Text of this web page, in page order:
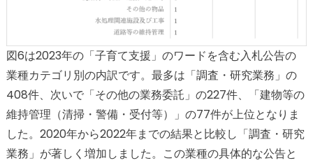
図6は2023年の「子育て支援」のワードを含む入札公告の
業種カテゴリ別の内訳です。最多は「調査・研究業務」の
408件、次いで「その他の業務委託」の227件、「建物等の
維持管理（清掃・警備・受付等）」の77件が上位となりま
した。2020年から2022年までの結果と比較し「調査・研究
業務」が著しく増加しました。この業種の具体的な公告と